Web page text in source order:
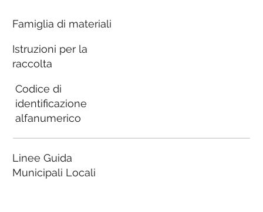
Famiglia di materiali
Istruzioni per la
raccolta
Codice di
identificazione
alfanumerico
Linee Guida
Municipali Locali